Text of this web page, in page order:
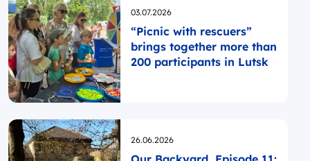
Opublikowano
03.07.2026
“Picnic with rescuers”
brings together more than
200 participants in Lutsk
Opublikowano
26.06.2026